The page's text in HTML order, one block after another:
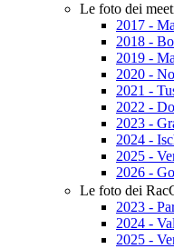
Le foto dei
2017 -
2018 -
2019 -
2020 -
2021 -
2022 -
2023 -
2024 -
2025 -
2026 -
Le foto dei
2023 -
2024 -
2025 -